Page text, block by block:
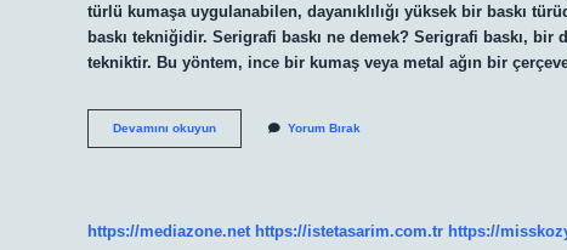
türlü kumaşa uygulanabilen, dayanıklılığı yüksek bir baskı
baskı tekniğidir. Serigrafi baskı ne demek? Serigrafi baskı,
tekniktir. Bu yöntem, ince bir kumaş veya metal ağın bir
Devamını okuyunSerigrafi
Baskı
Yorum Bırak
https://mediazone.net https://istetasarim.com.tr https://